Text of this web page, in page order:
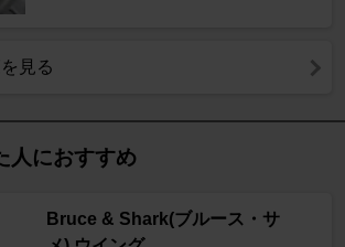
見る
人におすすめ
Bruce & Shark(ブルース・サ